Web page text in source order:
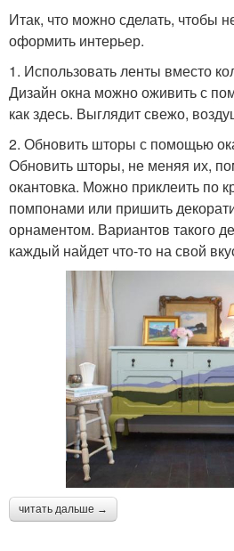
Итак, что можно сделать, чтобы
оформить интерьер.
1. Использовать ленты вместо
Дизайн окна можно оживить с
как здесь. Выглядит свежо,
2. Обновить шторы с помощью
Обновить шторы, не меняя их,
окантовка. Можно приклеить по
помпонами или пришить
орнаментом. Вариантов такого
каждый найдет что-то на свой
читать дальше →